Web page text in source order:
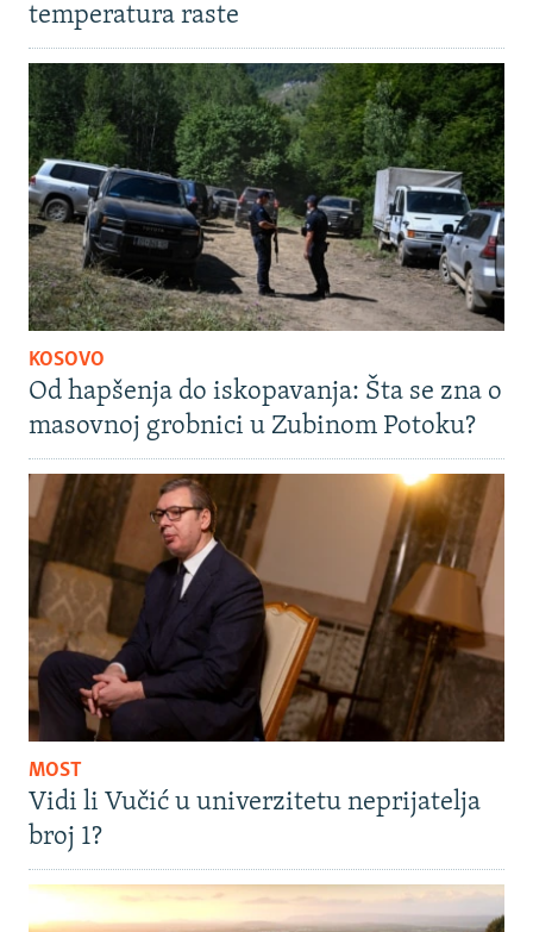
temperatura raste
KOSOVO
Od hapšenja do iskopavanja: Šta se zna o
masovnoj grobnici u Zubinom Potoku?
MOST
Vidi li Vučić u univerzitetu neprijatelja
broj 1?